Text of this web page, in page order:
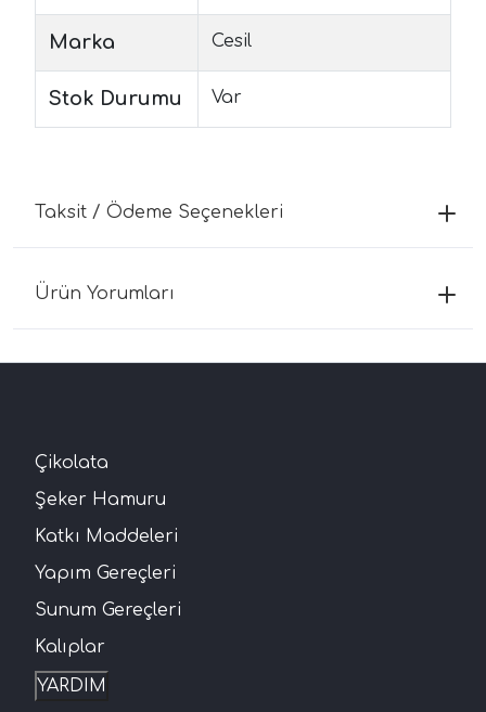
Marka Cesil
Stok Durumu Var
Taksit / Ödeme Seçenekleri
Ürün Yorumları
Çikolata
Şeker Hamuru
Katkı Maddeleri
Yapım Gereçleri
Sunum Gereçleri
Kalıplar
YARDIM